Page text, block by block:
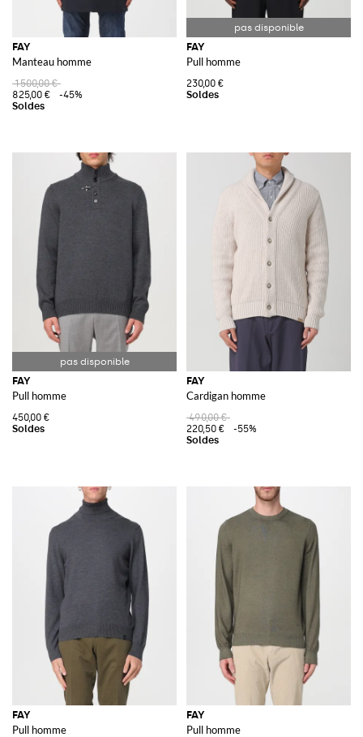
FAY
Manteau homme
1 500,00 €
825,00 €
-45%
FAY
Pull homme
230,00 €
FAY
Pull homme
450,00 €
FAY
Cardigan homme
490,00 €
220,50 €
-55%
FAY
Pull homme
FAY
Pull homme